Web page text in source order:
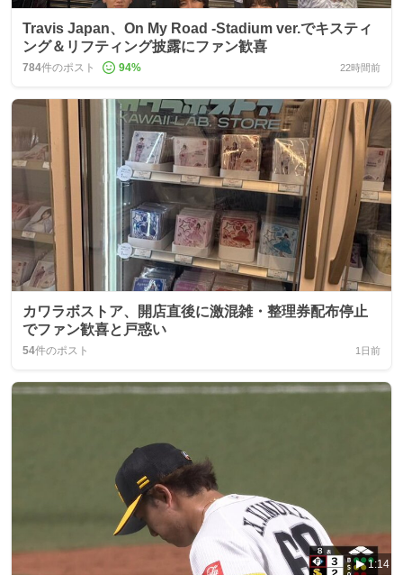
Travis Japan、On My Road -Stadium ver.でキスティ
ング＆リフティング披露にファン歓喜
784件のポスト 94% 22時間前
カワラボストア、開店直後に激混雑・整理券配布停止
でファン歓喜と戸惑い
54件のポスト 1日前
1:14